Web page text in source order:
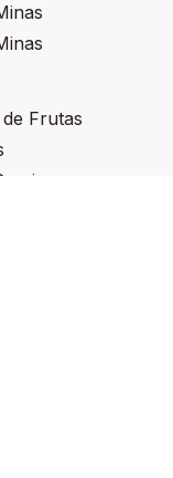
Frutas